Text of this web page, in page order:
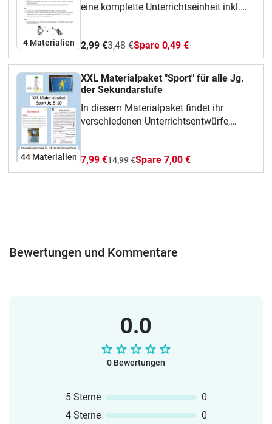
4 Materialien
eine komplette Unterrichtseinheit inkl.
wie z.B. zum Thema Regeln sind
ebenfalls mit dabei.Viel Spaß damit
2,99 €3,48 €Spare 0,49 €
44 Materialien
XXL Materialpaket "Sport" für alle Jg.
der Sekundarstufe
In diesem Materialpaket findet ihr
verschiedenen Unterrichtsentwürfe,
aber auch Informationen zu einzelnen
Sportarten. Eingesetzt werden können
7,99 €14,99 €Spare 7,00 €
Bewertungen und Kommentare
0.0
0 Bewertungen
5 Sterne
0
4 Sterne
0